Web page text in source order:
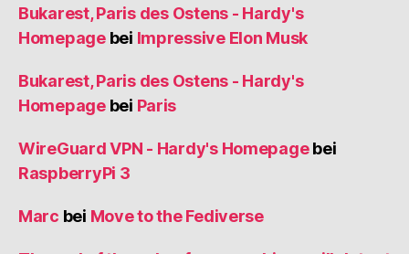
Bukarest, Paris des Ostens - Hardy's
Homepagebei Impressive Elon Musk
Bukarest, Paris des Ostens - Hardy's
Homepagebei Paris
WireGuard VPN - Hardy's Homepagebei
RaspberryPi 3
Marc bei Move to the Fediverse